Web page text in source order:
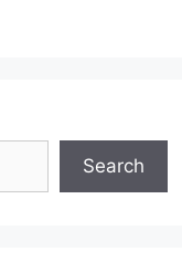
Search